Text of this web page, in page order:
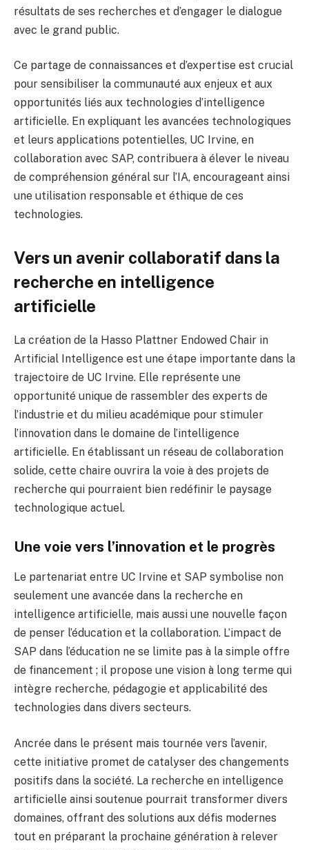
résultats de ses recherches et d’engager le dialogue
avec le grand public.
Ce partage de connaissances et d’expertise est crucial
pour sensibiliser la communauté aux enjeux et aux
opportunités liés aux technologies d’intelligence
artificielle. En expliquant les avancées technologiques
et leurs applications potentielles, UC Irvine, en
collaboration avec SAP, contribuera à élever le niveau
de compréhension général sur l’IA, encourageant ainsi
une utilisation responsable et éthique de ces
technologies.
Vers un avenir collaboratif dans la
recherche en intelligence
artificielle
La création de la Hasso Plattner Endowed Chair in
Artificial Intelligence est une étape importante dans la
trajectoire de UC Irvine. Elle représente une
opportunité unique de rassembler des experts de
l’industrie et du milieu académique pour stimuler
l’innovation dans le domaine de l’intelligence
artificielle. En établissant un réseau de collaboration
solide, cette chaire ouvrira la voie à des projets de
recherche qui pourraient bien redéfinir le paysage
technologique actuel.
Une voie vers l’innovation et le progrès
Le partenariat entre UC Irvine et SAP symbolise non
seulement une avancée dans la recherche en
intelligence artificielle, mais aussi une nouvelle façon
de penser l’éducation et la collaboration. L’impact de
SAP dans l’éducation ne se limite pas à la simple offre
de financement ; il propose une vision à long terme qui
intègre recherche, pédagogie et applicabilité des
technologies dans divers secteurs.
Ancrée dans le présent mais tournée vers l’avenir,
cette initiative promet de catalyser des changements
positifs dans la société. La recherche en intelligence
artificielle ainsi soutenue pourrait transformer divers
domaines, offrant des solutions aux défis modernes
tout en préparant la prochaine génération à relever